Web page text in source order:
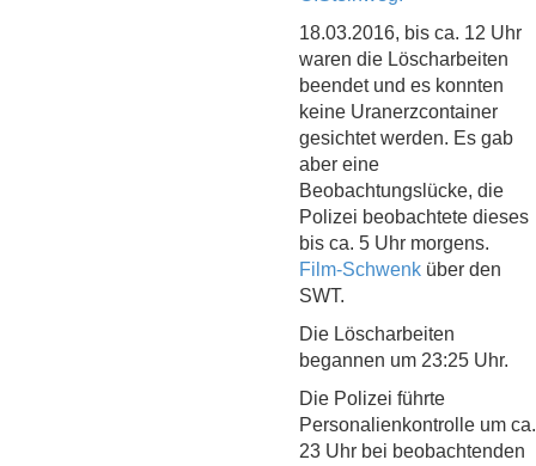
18.03.2016, bis ca. 12 Uhr
waren die Löscharbeiten
beendet und es konnten
keine Uranerzcontainer
gesichtet werden. Es gab
aber eine
Beobachtungslücke, die
Polizei beobachtete dieses
bis ca. 5 Uhr morgens.
Film-Schwenk über den
SWT.
Die Löscharbeiten
begannen um 23:25 Uhr.
Die Polizei führte
Personalienkontrolle um ca.
23 Uhr bei beobachtenden